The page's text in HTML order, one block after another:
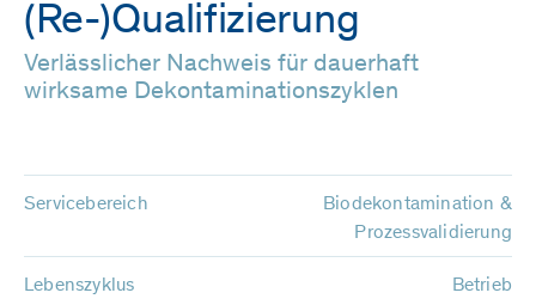
(Re-)Qualifizierung
Verlässlicher Nachweis für dauerhaft
wirksame Dekontaminationszyklen
Servicebereich
Biodekontamination &
Prozessvalidierung
Lebenszyklus Betrieb